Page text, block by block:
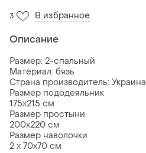
3 В избранное
Описание
Размер: 2-спальный
Материал: бязь
Страна производитель: Украина
Размер пододеяльник
175х215 см
Размер простыни
200х220 см
Размер наволочки
2 х 70х70 см